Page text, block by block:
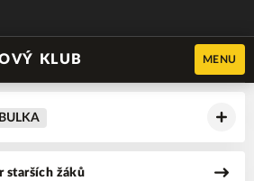
KLUB MENU
starších žáků